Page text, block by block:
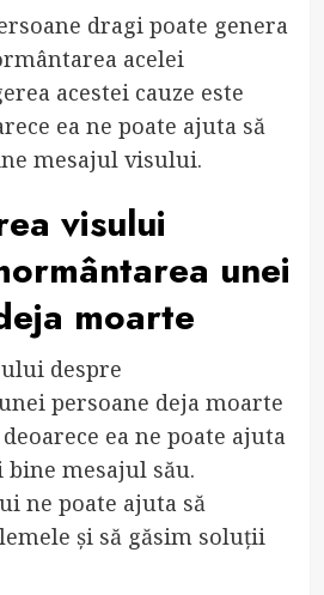
dragi poate genera
acelei
acestei cauze este
ea ne poate ajuta să
mesajul visului.
visului
unei
moarte
despre
persoane deja moarte
ea ne poate ajuta
mesajul său.
ne poate ajuta să
și să găsim soluții